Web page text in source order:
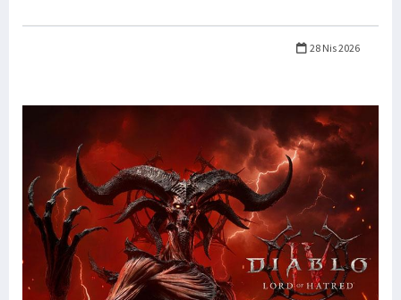
28 Nis 2026